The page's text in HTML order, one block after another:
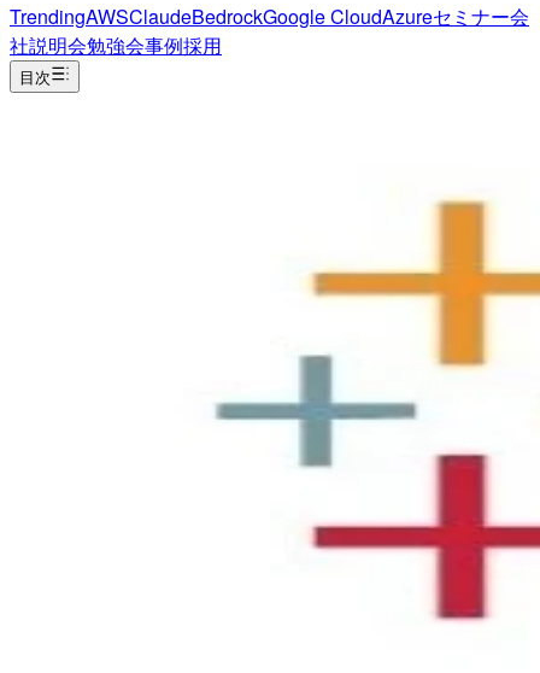
TrendingAWSClaudeBedrockGoogle CloudAzureセミナー会
社説明会勉強会事例採用
目次